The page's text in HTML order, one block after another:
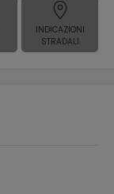
INDICAZIONI
STRADALI